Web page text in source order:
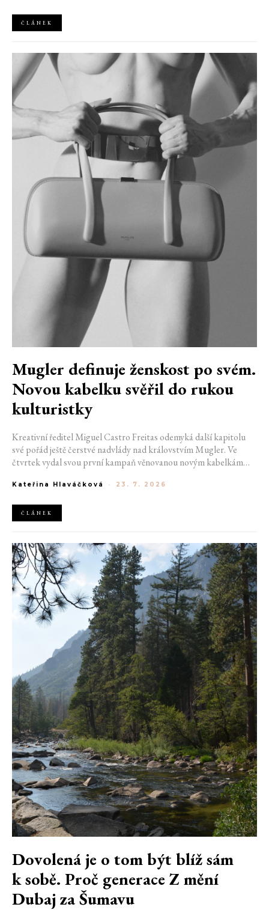
ČLÁNEK
Mugler definuje ženskost po svém.
Novou kabelku svěřil do rukou
kulturistky
Kreativní ředitel Miguel Castro Freitas odemyká další kapitolu
své pořád ještě čerstvé nadvlády nad královstvím Mugler. Ve
čtvrtek vydal svou první kampaň věnovanou novým kabelkám
do módního domu dorazil. Umně mísí výrazy minulosti a dávných
Kateřina Hlaváčková - 23. 7. 2026
ČLÁNEK
Dovolená je o tom být blíž sám
k sobě. Proč generace Z mění
Dubaj za Šumavu